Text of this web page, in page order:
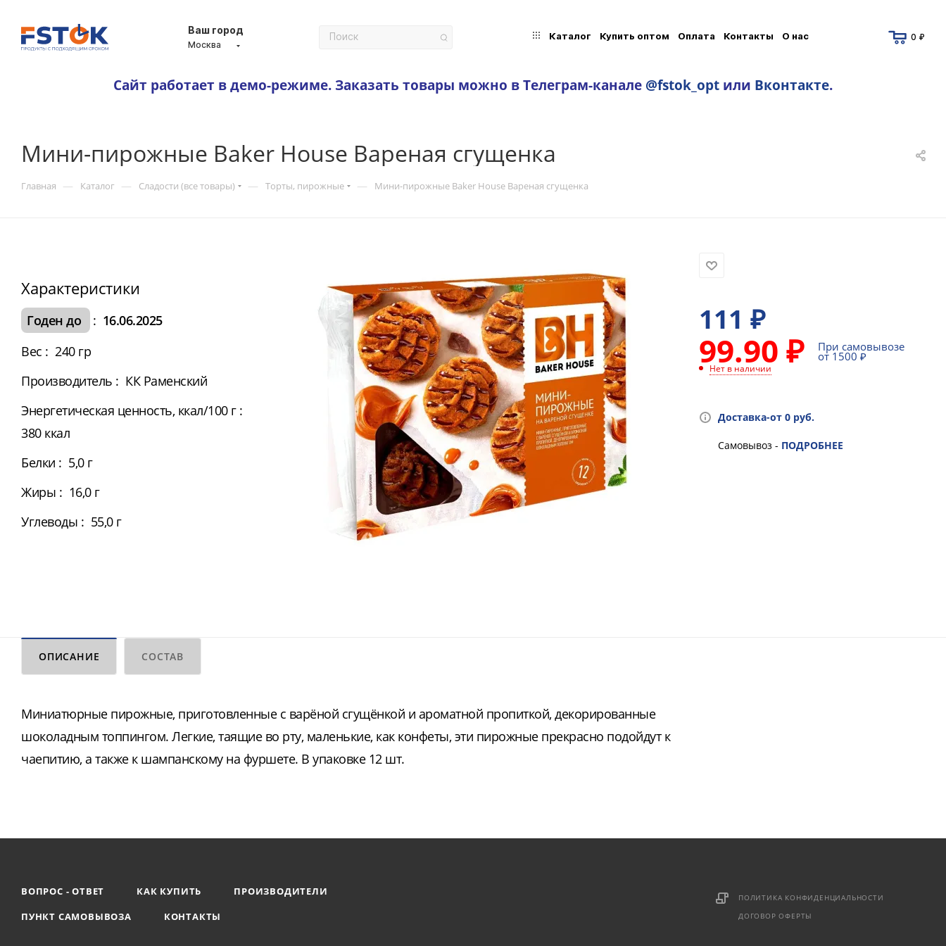
Ваш город
Москва
Каталог Купить оптом Оплата Контакты О нас 0 ₽
Сайт работает в демо-режиме. Заказать товары можно в Телеграм-канале @fstok_opt или Вконтакте.
Мини-пирожные Baker House Вареная сгущенка
Главная — Каталог — Сладости (все товары) — Торты, пирожные — Мини-пирожные Baker House Вареная сгущенка
Характеристики
Годен до : 16.06.2025
Вес : 240 гр
Производитель : КК Раменский
Энергетическая ценность, ккал/100 г :
380 ккал
Белки : 5,0 г
Жиры : 16,0 г
Углеводы : 55,0 г
111 ₽
99.90 ₽ При самовывозе
от 1500 ₽
Нет в наличии
Доставка-от 0 руб.
Самовывоз - ПОДРОБНЕЕ
ОПИСАНИЕ СОСТАВ
Миниатюрные пирожные, приготовленные с варёной сгущёнкой и ароматной пропиткой, декорированные
шоколадным топпингом. Легкие, таящие во рту, маленькие, как конфеты, эти пирожные прекрасно подойдут к
чаепитию, а также к шампанскому на фуршете. В упаковке 12 шт.
ВОПРОС - ОТВЕТ КАК КУПИТЬ
ПРОИЗВОДИТЕЛИ
ПУНКТ САМОВЫВОЗА
КОНТАКТЫ
ПОЛИТИКА КОНФИДЕНЦИАЛЬНОСТИ
ДОГОВОР ОФЕРТЫ